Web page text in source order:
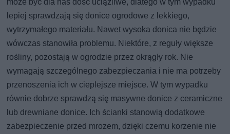
lepiej sprawdzają się donice ogrodowe z lekkiego,
wytrzymałego materiału. Nawet wysoka donica nie będzie
wówczas stanowiła problemu. Niektóre, z reguły większe
rośliny, pozostają w ogrodzie przez okrągły rok. Nie
wymagają szczególnego zabezpieczania i nie ma potrzeby
przenoszenia ich w cieplejsze miejsce. W tym wypadku
równie dobrze sprawdzą się masywne donice z ceramiczne
lub drewniane donice. Ich ścianki stanowią dodatkowe
zabezpieczenie przed mrozem, dzięki czemu korzenie nie